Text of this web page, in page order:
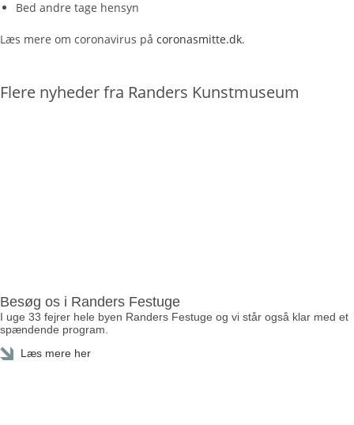
Bed andre tage hensyn
Læs mere om coronavirus på coronasmitte.dk.
Flere nyheder fra Randers Kunstmuseum
Besøg os i Randers Festuge
I uge 33 fejrer hele byen Randers Festuge og vi står også klar med et
spændende program.
Læs mere her